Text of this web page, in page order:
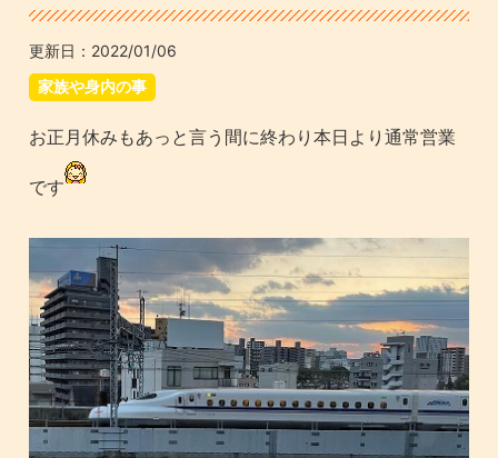
更新日： 2022/01/06
家族や身内の事
お正月休みもあっと言う間に終わり本日より通常営業
です